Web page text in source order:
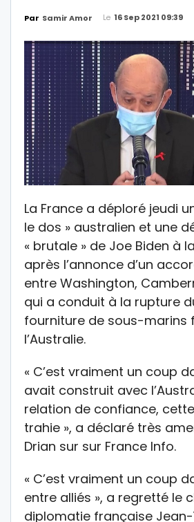
Par Samir Amor Le 16 Sep 2021 09:39
La France a déploré jeudi
le dos » australien et une
« brutale » de Joe Biden à
après l’annonce d’un
entre Washington,
qui a conduit à la rupture
fourniture de sous-marins
l’Australie.
« C’est vraiment un coup
avait construit avec
relation de confiance,
trahie », a déclaré très
Drian sur sur France Info.
« C’est vraiment un coup
entre alliés », a regretté le
diplomatie française Jean-